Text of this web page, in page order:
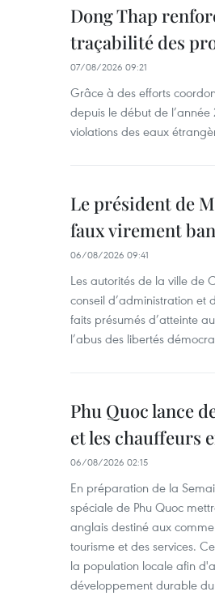
Dong Thap
traçabilité des
07/08/2026 09:21
Grâce à des efforts
depuis le début de
violations des eaux
Le président de
faux virement
06/08/2026 09:41
Les autorités de la ville de
conseil d’administration et
faits présumés d’atteinte
l’abus des libertés
Phu Quoc lance
et les chauffeurs
06/08/2026 02:15
En préparation de la
spéciale de Phu Quoc
anglais destiné aux
tourisme et des services.
la population locale afin
développement durable